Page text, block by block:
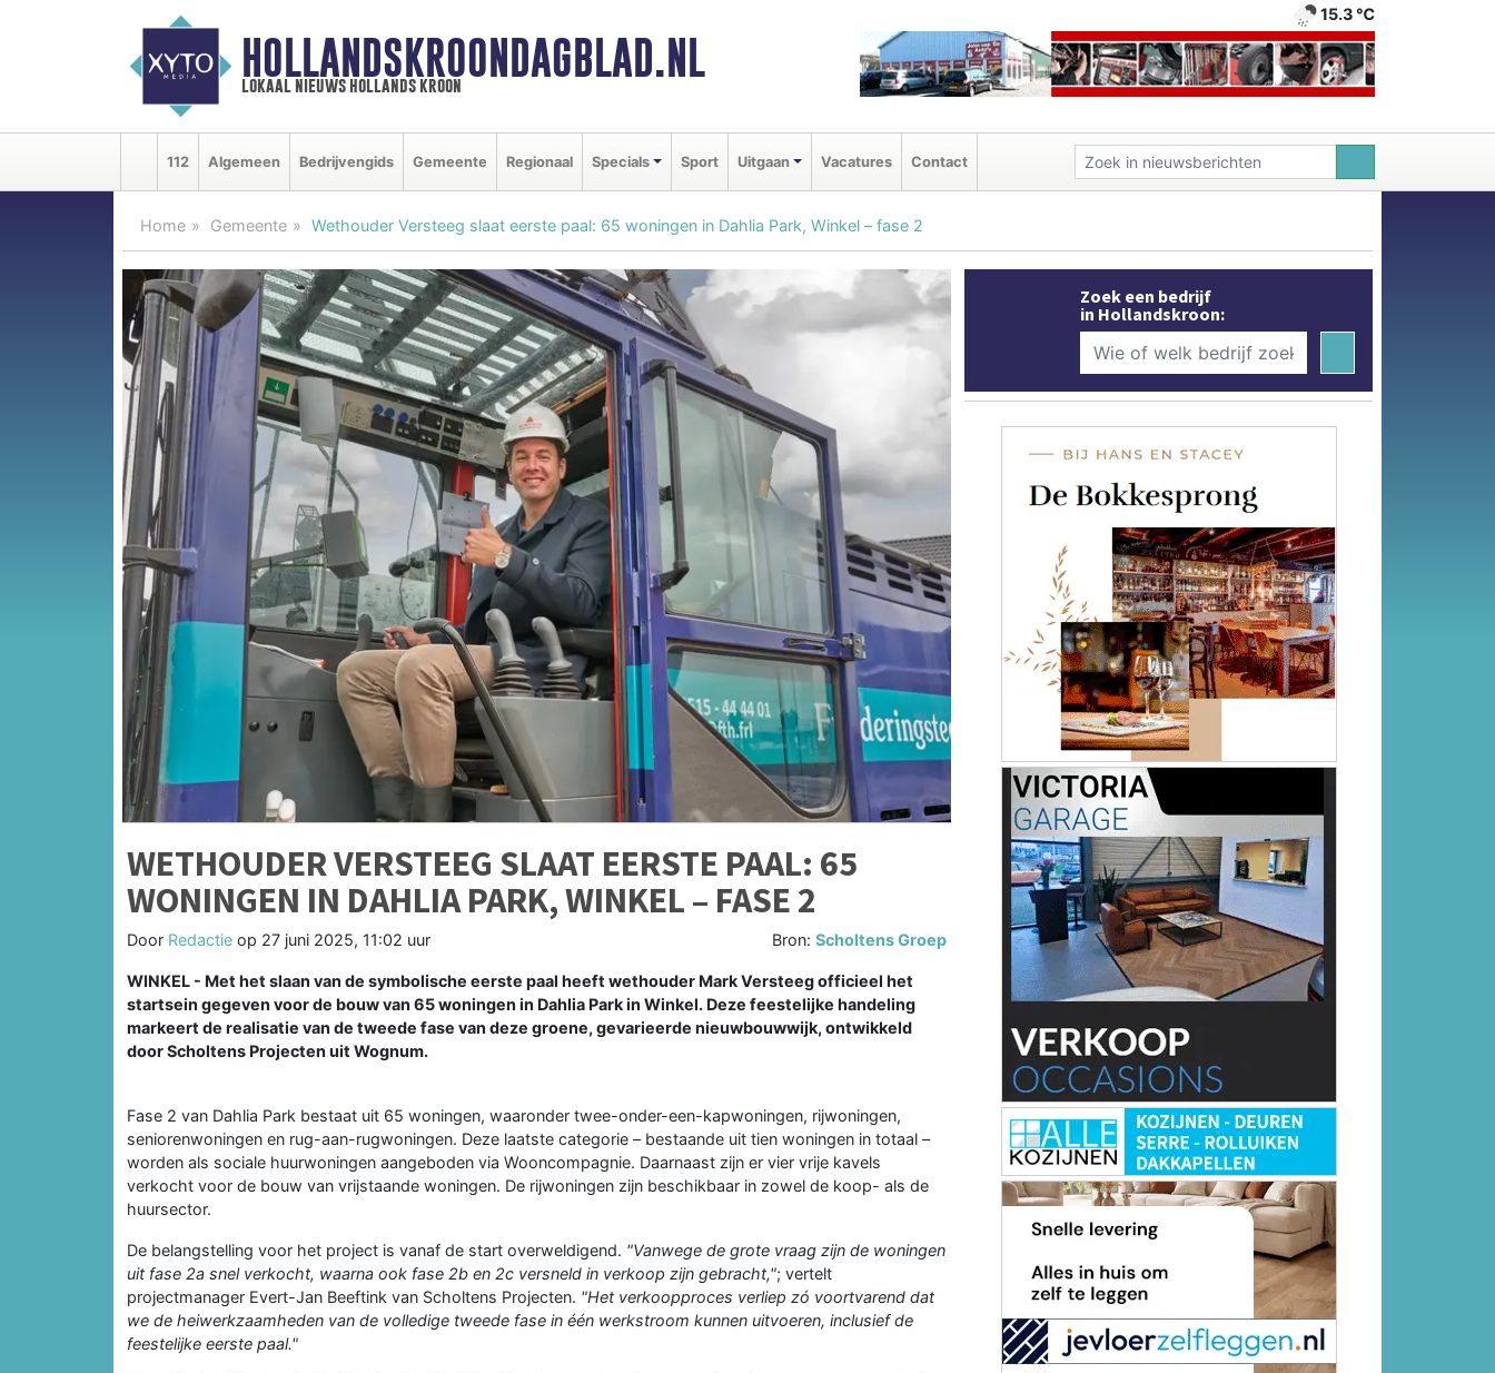
HOLLANDSKROONDAGBLAD.NL
lokaal nieuws hollands kroon
15.3 ℃
112 Algemeen Bedrijvengids Gemeente Regionaal Specials Sport Uitgaan Vacatures Contact
Home Gemeente Wethouder Versteeg slaat eerste paal: 65 woningen in Dahlia Park, Winkel – fase 2
WETHOUDER VERSTEEG SLAAT EERSTE PAAL: 65
WONINGEN IN DAHLIA PARK, WINKEL – FASE 2
Door Redactie op 27 juni 2025, 11:02 uur Bron:Scholtens Groep
WINKEL - Met het slaan van de symbolische eerste paal heeft wethouder Mark Versteeg officieel het
startsein gegeven voor de bouw van 65 woningen in Dahlia Park in Winkel. Deze feestelijke handeling
markeert de realisatie van de tweede fase van deze groene, gevarieerde nieuwbouwwijk, ontwikkeld
door Scholtens Projecten uit Wognum.
Fase 2 van Dahlia Park bestaat uit 65 woningen, waaronder twee-onder-een-kapwoningen, rijwoningen,
seniorenwoningen en rug-aan-rugwoningen. Deze laatste categorie – bestaande uit tien woningen in totaal –
worden als sociale huurwoningen aangeboden via Wooncompagnie. Daarnaast zijn er vier vrije kavels
verkocht voor de bouw van vrijstaande woningen. De rijwoningen zijn beschikbaar in zowel de koop- als de
huursector.
De belangstelling voor het project is vanaf de start overweldigend. "Vanwege de grote vraag zijn de woningen
uit fase 2a snel verkocht, waarna ook fase 2b en 2c versneld in verkoop zijn gebracht,"; vertelt
projectmanager Evert-Jan Beeftink van Scholtens Projecten. "Het verkoopproces verliep zó voortvarend dat
we de heiwerkzaamheden van de volledige tweede fase in één werkstroom kunnen uitvoeren, inclusief de
feestelijke eerste paal."
Zoek een bedrijf
in Hollandskroon: